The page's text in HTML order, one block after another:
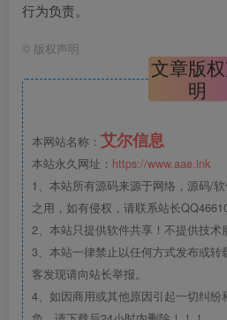
行为负责。
© 版权声明
文章版
明
本网站名称： 艾尔信息
本站永久网址： https://www.aae.ink
1、本站所有源码来源于网络，源码/
之用，如有侵权，请联系站长
2、本站只提供软件共享！不提供技术
3、本站一律禁止以任何方式发布或
客发现请向站长举报。
4、如因商用或其他原因引起一切纠纷